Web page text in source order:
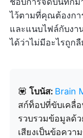
ไว้ตามที่คุณต้องกา
และแนบไฟล์กับงา
ได้ว่าไม่มีอะไรถูก
💟 โบนัส: Brain
สก์ท็อปที่ขับเคลื่
รวบรวมข้อมูลด้
เสียงเป็นข้อควา